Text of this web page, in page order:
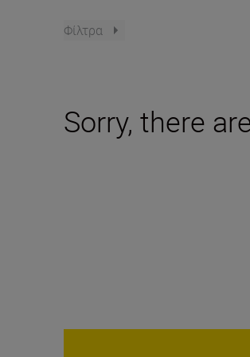
Φίλτρα
Sorry, there